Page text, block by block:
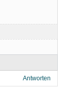
Antworten